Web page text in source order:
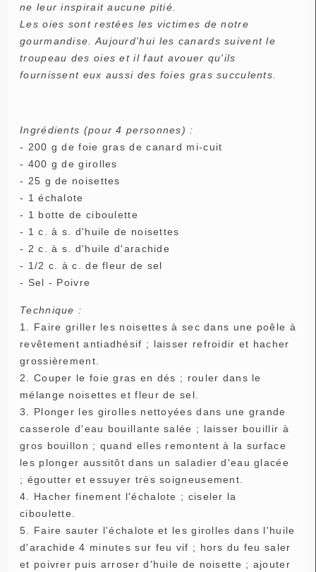
ne leur inspirait aucune pitié.
Les oies sont restées les victimes de notre
gourmandise. Aujourd'hui les canards suivent le
troupeau des oies et il faut avouer qu'ils
fournissent eux aussi des foies gras succulents.
Ingrédients (pour 4 personnes) :
- 200 g de foie gras de canard mi-cuit
- 400 g de girolles
- 25 g de noisettes
- 1 échalote
- 1 botte de ciboulette
- 1 c. à s. d'huile de noisettes
- 2 c. à s. d'huile d'arachide
- 1/2 c. à c. de fleur de sel
- Sel - Poivre
Technique :
1. Faire griller les noisettes à sec dans une poêle à
revêtement antiadhésif ; laisser refroidir et hacher
grossièrement.
2. Couper le foie gras en dés ; rouler dans le
mélange noisettes et fleur de sel.
3. Plonger les girolles nettoyées dans une grande
casserole d'eau bouillante salée ; laisser bouillir à
gros bouillon ; quand elles remontent à la surface
les plonger aussitôt dans un saladier d'eau glacée
; égoutter et essuyer très soigneusement.
4. Hacher finement l'échalote ; ciseler la
ciboulette.
5. Faire sauter l'échalote et les girolles dans l'huile
d'arachide 4 minutes sur feu vif ; hors du feu saler
et poivrer puis arroser d'huile de noisette ; ajouter